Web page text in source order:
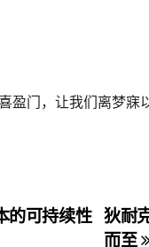
盈门，让我们离梦
狄耐
而至
的可持续性